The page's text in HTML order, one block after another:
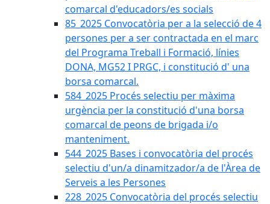
comarcal d'educadors/es socials
85_2025 Convocatòria per a la selecció de 4
persones per a ser contractada en el marc
del Programa Treball i Formació, línies
DONA, MG52 I PRGC, i constitució d' una
borsa comarcal.
584_2025 Procés selectiu per màxima
urgència per la constitució d'una borsa
comarcal de peons de brigada i/o
manteniment.
544_2025 Bases i convocatòria del procés
selectiu d'un/a dinamitzador/a de l'Àrea de
Serveis a les Persones
228_2025 Convocatòria del procés selectiu